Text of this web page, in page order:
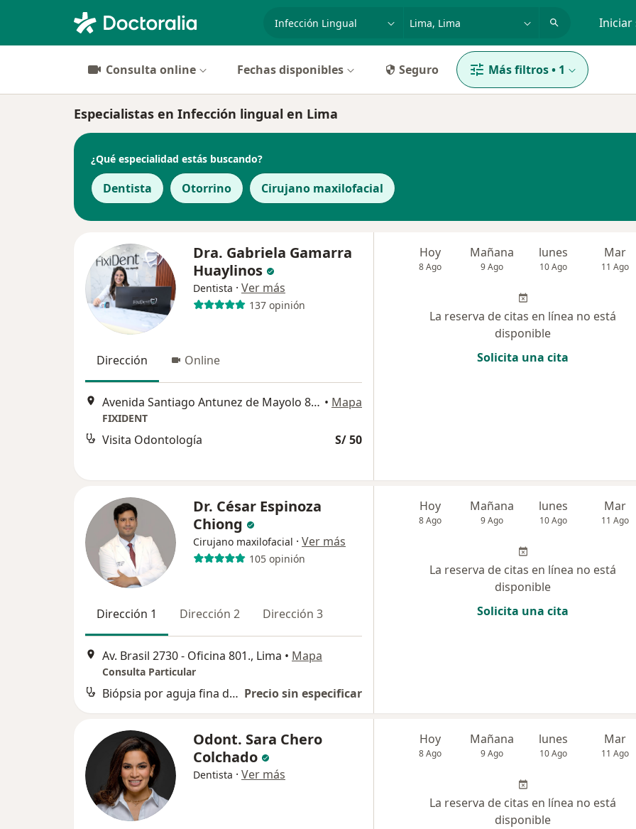
especialidad, enfermedad o nombre Iniciar
Consulta online Fechas disponibles Seguro Más filtros• 1
Especialistas en Infección lingual en Lima
¿Qué especialidad estás buscando?
Dentista Otorrino Cirujano maxilofacial
Dra. Gabriela Gamarra
Huaylinos
Dentista · Ver más
137 opinión
Dirección Online
Avenida Santiago Antunez de Mayolo 859, Lima • Mapa
FIXIDENT
Visita Odontología S/ 50
Hoy
8 Ago
Mañana
9 Ago
lunes
10 Ago
Mar
11 Ago
La reserva de citas en línea no está
disponible
Solicita una cita
Dr. César Espinoza
Chiong
Cirujano maxilofacial · Ver más
105 opinión
Dirección 1 Dirección 2 Dirección 3
Av. Brasil 2730 - Oficina 801., Lima • Mapa
Consulta Particular
Biópsia por aguja fina del tiroides Precio sin especificar
Hoy
8 Ago
Mañana
9 Ago
lunes
10 Ago
Mar
11 Ago
La reserva de citas en línea no está
disponible
Solicita una cita
Odont. Sara Chero
Colchado
Dentista · Ver más
Hoy
8 Ago
Mañana
9 Ago
lunes
10 Ago
Mar
11 Ago
La reserva de citas en línea no está
disponible